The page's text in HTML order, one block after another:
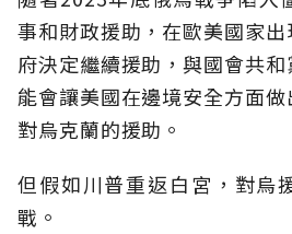
事和財政援助，在歐美國家
府決定繼續援助，與國會共
能會讓美國在邊境安全方面
對烏克蘭的援助。
但假如川普重返白宮，對烏
戰。